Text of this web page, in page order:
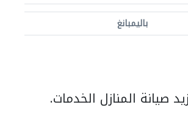
باليمبانغ
صيانة المنازل الخدمات.